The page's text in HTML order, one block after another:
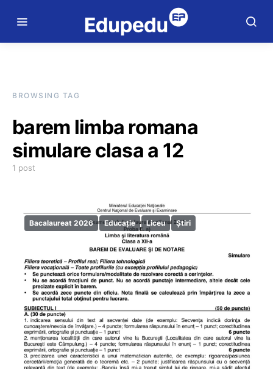
BROWSING TAG
barem limba romana
simulare clasa a 12
1 post
Bacalaureat 2026 Educație Liceu Știri